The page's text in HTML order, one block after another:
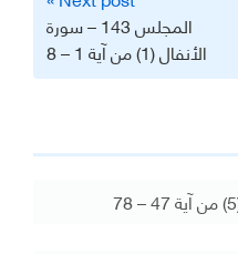
المجلس 143 – سورة
الأنفال (1) من آية 1 – 8